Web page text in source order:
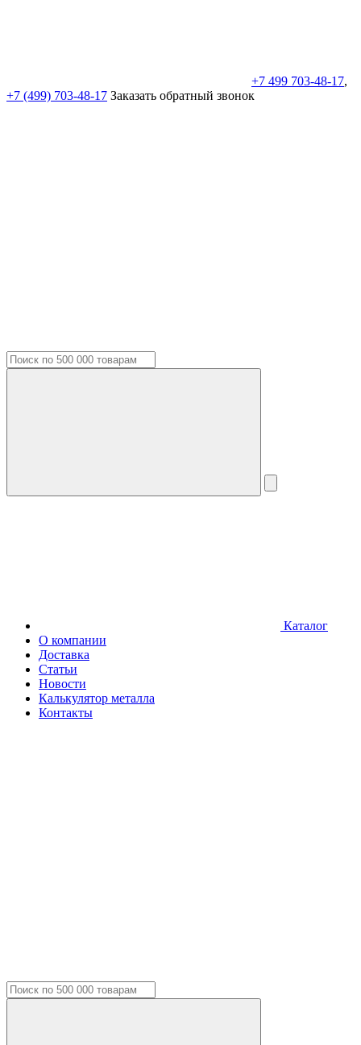
+7 499 703-48-17,
+7 (499) 703-48-17 Заказать обратный звонок
Каталог
О компании
Доставка
Статьи
Новости
Калькулятор металла
Контакты